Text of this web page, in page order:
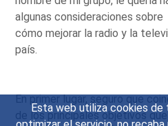
Esta web utiliza cookies de
algunas consideraciones sobre
cómo mejorar la radio y la
país.
En primer lugar, seguro que
de los principales objetivos